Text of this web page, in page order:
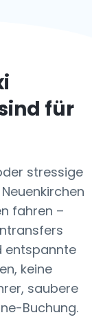
für
stressige
fahren –
entspannte
keine
saubere
Buchung.